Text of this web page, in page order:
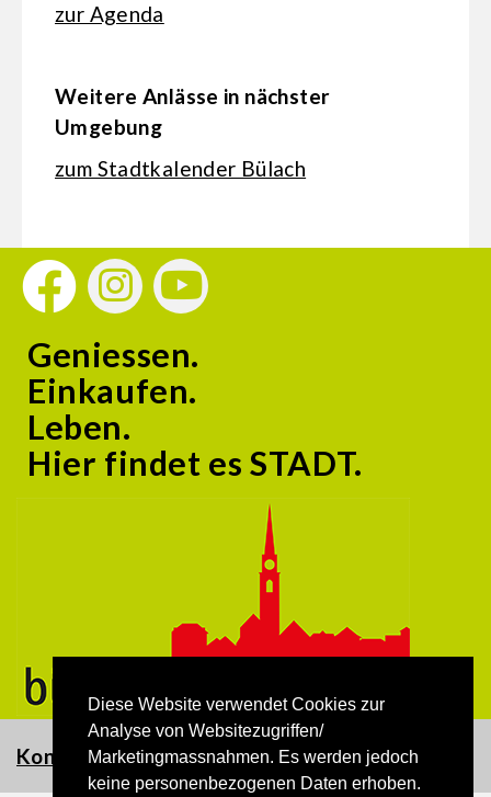
Diese Website verwendet Cookies zur
Analyse von Websitezugriffen/
Marketingmassnahmen. Es werden jedoch
keine personenbezogenen Daten erhoben.
zur Agenda
Weitere Anlässe in nächster
Umgebung
zum Stadtkalender Bülach
Geniessen.
Einkaufen.
Leben.
Hier findet es STADT.
Kontakt